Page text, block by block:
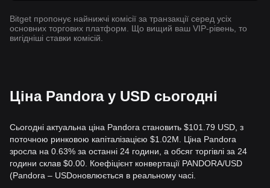
Bitget пропонує найнижчі комісії за транзакції серед усіх
основних торгових платформ. Що вищий ваш VIP-рівень, то
вигідніші ставки комісій.
Ціна Pandora у USD сьогодні
Сьогодні актуальна ціна Pandora становить $101.79 USD, з
поточною ринковою капіталізацією $1.02M. Ціна Pandora
зросла на 0.63% за останні 24 години, а обсяг торгівлі за 24
години склав $0.00. Коефіцієнт конвертації PANDORA/USD
(Pandora – USDоновлюється в реальному часі.